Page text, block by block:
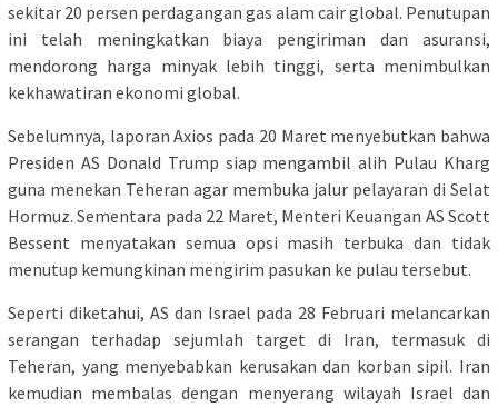
sekitar 20 persen perdagangan gas alam cair global. Penutupan
ini telah meningkatkan biaya pengiriman dan asuransi,
mendorong harga minyak lebih tinggi, serta menimbulkan
kekhawatiran ekonomi global.
Sebelumnya, laporan Axios pada 20 Maret menyebutkan bahwa
Presiden AS Donald Trump siap mengambil alih Pulau Kharg
guna menekan Teheran agar membuka jalur pelayaran di Selat
Hormuz. Sementara pada 22 Maret, Menteri Keuangan AS Scott
Bessent menyatakan semua opsi masih terbuka dan tidak
menutup kemungkinan mengirim pasukan ke pulau tersebut.
Seperti diketahui, AS dan Israel pada 28 Februari melancarkan
serangan terhadap sejumlah target di Iran, termasuk di
Teheran, yang menyebabkan kerusakan dan korban sipil. Iran
kemudian membalas dengan menyerang wilayah Israel dan